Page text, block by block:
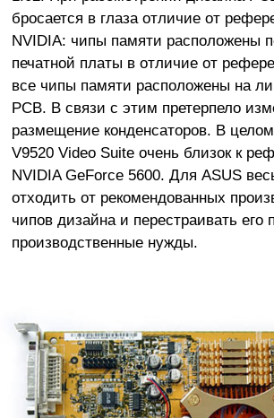
бросается в глаза отличие от
NVIDIA: чипы памяти расположены
печатной платы в отличие от
все чипы памяти расположены на
PCB. В связи с этим претерпело
размещение конденсаторов. В
V9520 Video Suite очень близок к
NVIDIA GeForce 5600. Для ASUS
отходить от рекомендованных
чипов дизайна и перестраивать его
производственные нужды.